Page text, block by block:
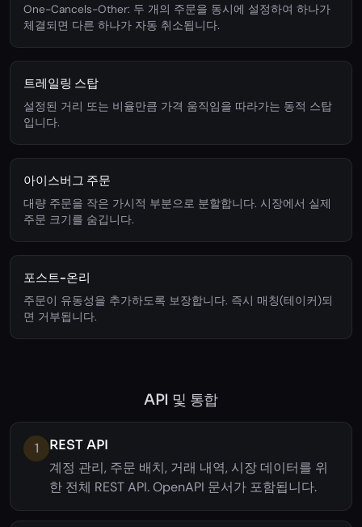
One-Cancels-Other: 두 개의 주문을 동시에 설정하여 하나가
체결되면 다른 하나가 자동 취소됩니다.
트레일링 스탑
설정된 거리 또는 비율만큼 가격 움직임을 따라가는 동적 스탑
입니다.
아이스버그 주문
대량 주문을 작은 가시적 부분으로 분할합니다. 시장에서 실제
주문 크기를 숨깁니다.
포스트-온리
주문이 유동성을 추가하도록 보장합니다. 즉시 매칭(테이커)되
면 거부됩니다.
API 및 통합
1
REST API
계정 관리, 주문 배치, 거래 내역, 시장 데이터를 위
한 전체 REST API. OpenAPI 문서가 포함됩니다.